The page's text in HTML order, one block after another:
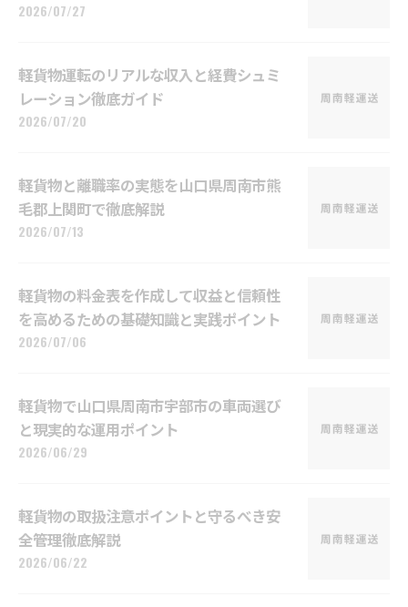
2026/07/27
軽貨物運転のリアルな収入と経費シュミ
レーション徹底ガイド
2026/07/20
軽貨物と離職率の実態を山口県周南市熊
毛郡上関町で徹底解説
2026/07/13
軽貨物の料金表を作成して収益と信頼性
を高めるための基礎知識と実践ポイント
2026/07/06
軽貨物で山口県周南市宇部市の車両選び
と現実的な運用ポイント
2026/06/29
軽貨物の取扱注意ポイントと守るべき安
全管理徹底解説
2026/06/22